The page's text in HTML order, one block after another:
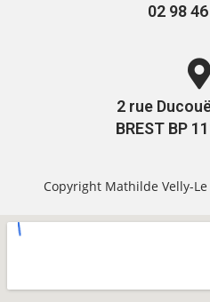
02 98
2 rue
BREST BP
Copyright Mathilde Velly-Le